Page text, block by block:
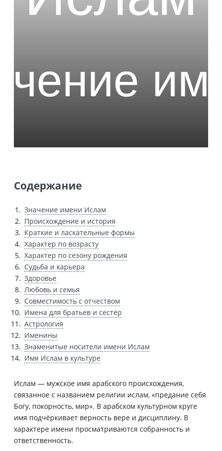
Содержание
Значение имени Ислам
Происхождение и история
Краткие и ласкательные формы
Характер по возрасту
Характер по сезону рождения
Судьба и карьера
Здоровье
Любовь и семья
Совместимость с отчеством
Имена для братьев и сестёр
Астрология
Именины
Знаменитые носители имени Ислам
Имя Ислам в культуре
Ислам — мужское имя арабского происхождения,
связанное с названием религии ислам, «предание себя
Богу, покорность, мир». В арабском культурном круге
имя подчёркивает верность вере и дисциплину. В
характере имени просматриваются собранность и
ответственность.